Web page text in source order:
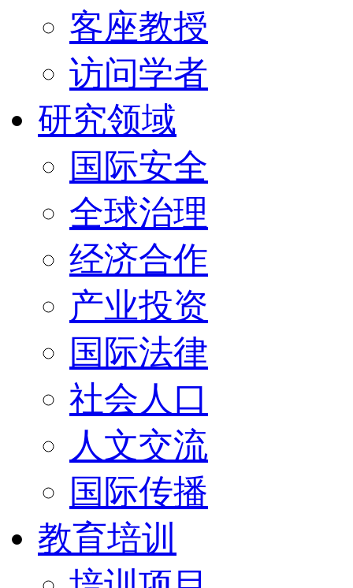
客座教授
访问学者
研究领域
国际安全
全球治理
经济合作
产业投资
国际法律
社会人口
人文交流
国际传播
教育培训